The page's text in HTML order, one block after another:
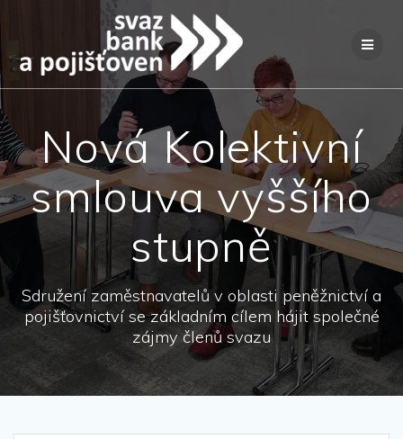
na
obsah
Nová Kolektivní
smlouva vyššího
stupně
Sdružení zaměstnavatelů v oblasti peněžnictví a
pojišťovnictví se základním cílem hájit společné
zájmy členů svazu